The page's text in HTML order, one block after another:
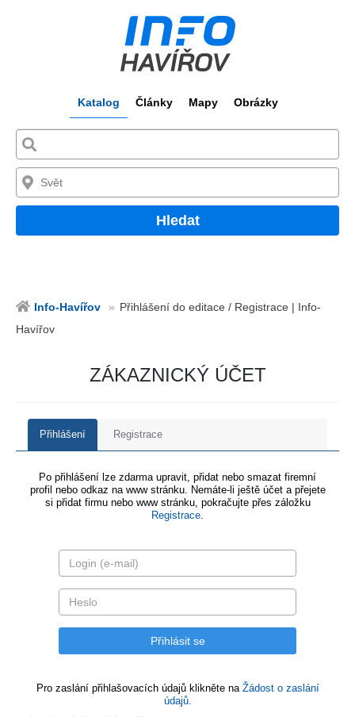
Katalog Články Mapy Obrázky
Hledat
Info-Havířov
Přihlášení do editace / Registrace | Info-
Havířov
ZÁKAZNICKÝ ÚČET
Přihlášení Registrace
Po přihlášení lze zdarma upravit, přidat nebo smazat firemní
profil nebo odkaz na www stránku. Nemáte-li ještě účet a přejete
si přidat firmu nebo www stránku, pokračujte přes záložku
Registrace.
Pro zaslání přihlašovacích údajů klikněte na Žádost o zaslání
údajů.